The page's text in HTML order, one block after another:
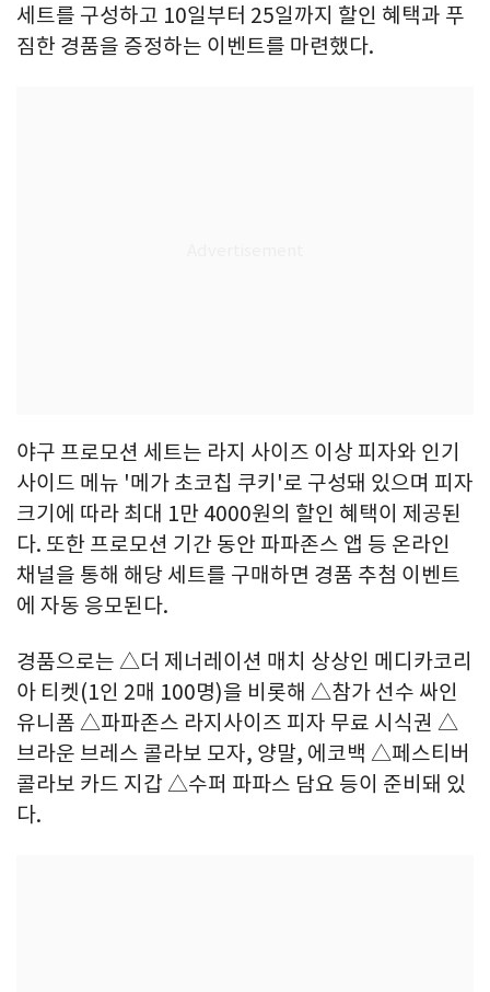
세트를 구성하고 10일부터 25일까지 할인 혜택과 푸
짐한 경품을 증정하는 이벤트를 마련했다.
야구 프로모션 세트는 라지 사이즈 이상 피자와 인기
사이드 메뉴 '메가 초코칩 쿠키'로 구성돼 있으며 피자
크기에 따라 최대 1만 4000원의 할인 혜택이 제공된
다. 또한 프로모션 기간 동안 파파존스 앱 등 온라인
채널을 통해 해당 세트를 구매하면 경품 추첨 이벤트
에 자동 응모된다.
경품으로는 △더 제너레이션 매치 상상인 메디카코리
아 티켓(1인 2매 100명)을 비롯해 △참가 선수 싸인
유니폼 △파파존스 라지사이즈 피자 무료 시식권 △
브라운 브레스 콜라보 모자, 양말, 에코백 △페스티버
콜라보 카드 지갑 △수퍼 파파스 담요 등이 준비돼 있
다.